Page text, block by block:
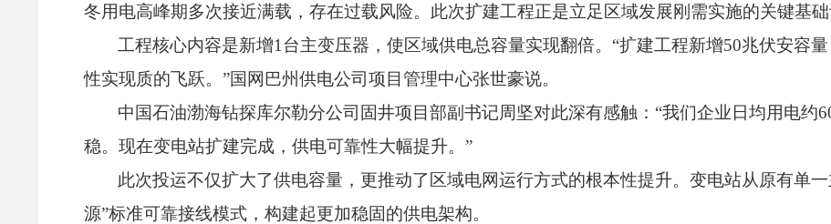
冬用电高峰期多次接近满载， 存在过载风险。 此次扩建工程正是立足区域发展刚需实施的关键基础
工程核心内容是新增1台主变压器，使区域供电总容量实现翻倍。 “扩建工程新增50兆伏安容
性实现质的飞跃。 ”国网巴州供电公司项目管理中心张世豪说。
中国石油渤海钻探库尔勒分公司固井项目部副书记周坚对此深有感触：“我们企业日均用电约
稳。 现在变电站扩建完成， 供电可靠性大幅提升。 ”
此次投运不仅扩大了供电容量， 更推动了区域电网运行方式的根本性提升。变电站从原有单一
源”标准可靠接线模式， 构建起更加稳固的供电架构。